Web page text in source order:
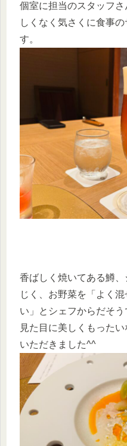
個室に担当のスタッフ
しくなく気さくに食事
す。
香ばしく焼いてある鱒
じく、お野菜を「よく
い」とシェフからだそう
見た目に美しくもった
いただきました^^